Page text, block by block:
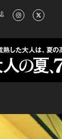
イフスタイル情報